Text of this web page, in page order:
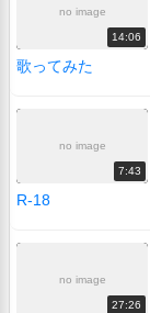
no image
14:06
歌ってみた
no image
7:43
R-18
no image
27:26